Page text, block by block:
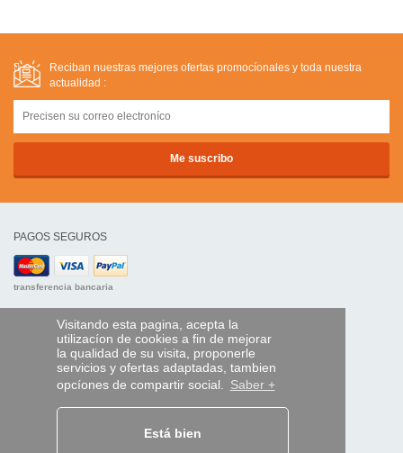
Visitando esta pagina, acepta la
utilizacíon de cookies a fin de mejorar
la qualidad de su visita, proponerle
servicios y ofertas adaptadas, tambien
opcíones de compartir social. Saber +
Está bien
Reciban nuestras mejores ofertas promocíonales y toda nuestra
actualidad :
PAGOS SEGUROS
transferencia bancaria
AYUDA Y SERVICIOS
Localice su envío
MANDO EXPRESS
¿Quiénes somos?